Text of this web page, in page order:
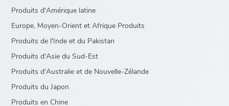
Produits d'Amérique latine
Europe, Moyen-Orient et Afrique Produits
Produits de l'Inde et du Pakistan
Produits d'Asie du Sud-Est
Produits d'Australie et de Nouvelle-Zélande
Produits du Japon
Produits en Chine